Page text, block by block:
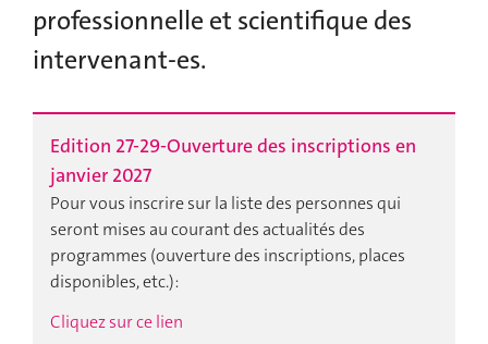
professionnelle et scientifique des
intervenant-es.
Edition 27-29-Ouverture des inscriptions en
janvier 2027
Pour vous inscrire sur la liste des personnes qui
seront mises au courant des actualités des
programmes (ouverture des inscriptions, places
disponibles, etc.):
Cliquez sur ce lien